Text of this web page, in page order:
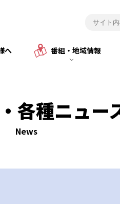
へ 番組・地域情報
各種ニュー
News